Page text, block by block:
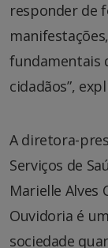
responder de
fundamentais
cidadãos”,
A diretora-
Serviços de
Marielle Alves
Ouvidoria é
sociedade